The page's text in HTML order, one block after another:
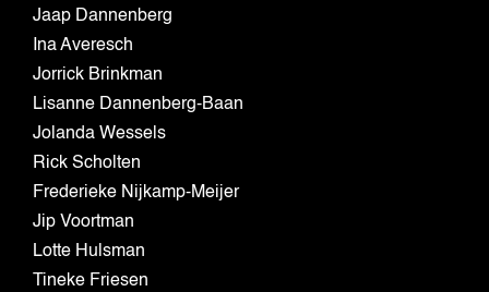
Jaap Dannenberg
Ina Averesch
Jorrick Brinkman
Lisanne Dannenberg-Baan
Jolanda Wessels
Rick Scholten
Frederieke Nijkamp-Meijer
Jip Voortman
Lotte Hulsman
Tineke Friesen